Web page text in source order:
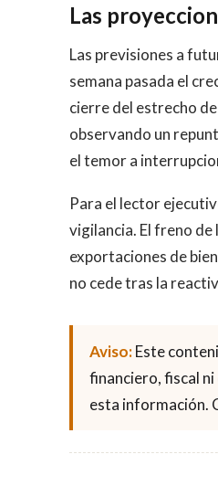
Las
Las previsiones a
semana pasada el
cierre del estrecho
observando un
el temor a
Para el lector
vigilancia. El freno
exportaciones de
no cede tras la
Aviso:Este
financiero, fiscal ni
esta información.